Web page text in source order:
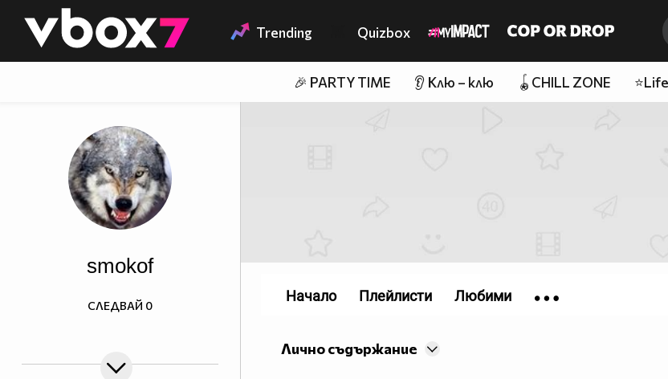
👾 Trending Quizbox
🎉 PARTY TIME 👂 Клю – клю 🪀CHILL ZONE
smokof
СЛЕДВАЙ 0
Лично съдържание
Начало Плейлисти Любими